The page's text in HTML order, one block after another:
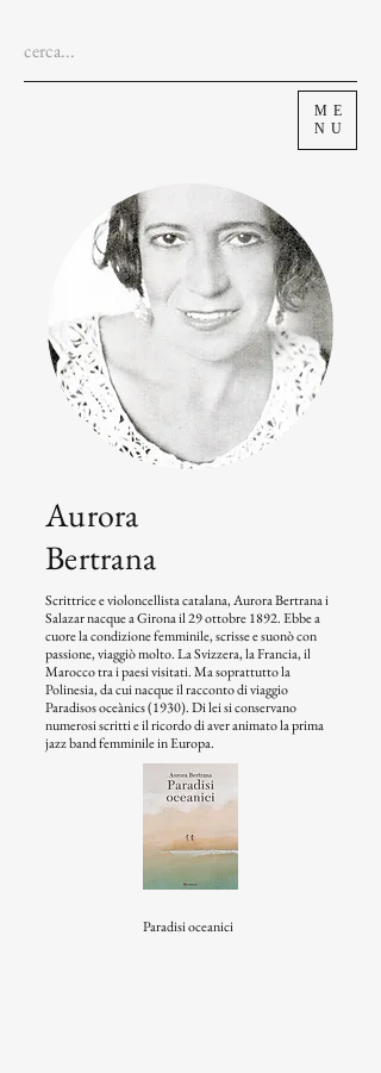
ME
NU
Aurora
Bertrana
Scrittrice e violoncellista catalana, Aurora Bertrana i
Salazar nacque a Girona il 29 ottobre 1892. Ebbe a
cuore la condizione femminile, scrisse e suonò con
passione, viaggiò molto. La Svizzera, la Francia, il
Marocco tra i paesi visitati. Ma soprattutto la
Polinesia, da cui nacque il racconto di viaggio
Paradisos oceànics (1930). Di lei si conservano
numerosi scritti e il ricordo di aver animato la prima
jazz band femminile in Europa.
Paradisi oceanici